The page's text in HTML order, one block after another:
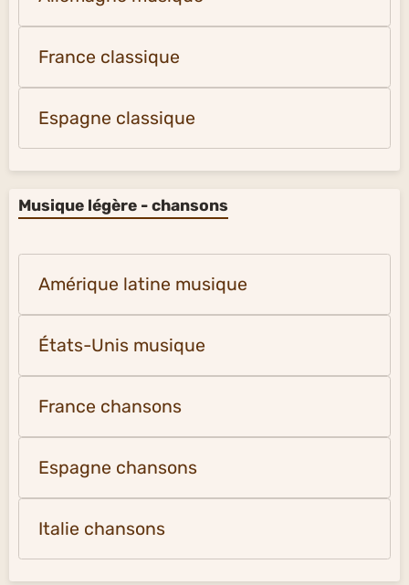
France classique
Espagne classique
Musique légère - chansons
Amérique latine musique
États-Unis musique
France chansons
Espagne chansons
Italie chansons